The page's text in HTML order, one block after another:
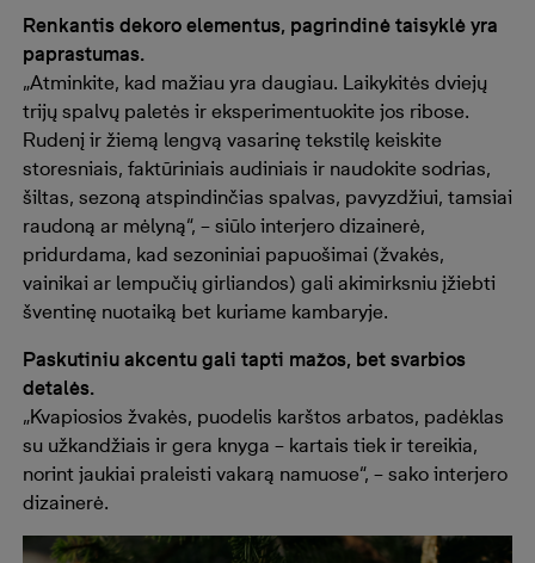
Renkantis dekoro elementus, pagrindinė taisyklė yra
paprastumas.
„Atminkite, kad mažiau yra daugiau. Laikykitės dviejų
trijų spalvų paletės ir eksperimentuokite jos ribose.
Rudenį ir žiemą lengvą vasarinę tekstilę keiskite
storesniais, faktūriniais audiniais ir naudokite sodrias,
šiltas, sezoną atspindinčias spalvas, pavyzdžiui, tamsiai
raudoną ar mėlyną“, – siūlo interjero dizainerė,
pridurdama, kad sezoniniai papuošimai (žvakės,
vainikai ar lempučių girliandos) gali akimirksniu įžiebti
šventinę nuotaiką bet kuriame kambaryje.
Paskutiniu akcentu gali tapti mažos, bet svarbios
detalės.
„Kvapiosios žvakės, puodelis karštos arbatos, padėklas
su užkandžiais ir gera knyga – kartais tiek ir tereikia,
norint jaukiai praleisti vakarą namuose“, – sako interjero
dizainerė.